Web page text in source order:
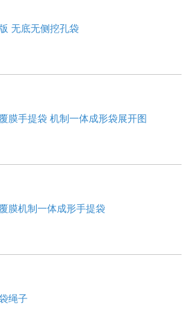
无底无侧挖孔袋
膜手提袋 机制一体成形袋展开图
膜机制一体成形手提袋
绳子